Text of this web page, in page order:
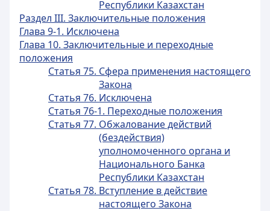
Республики Казахстан
Раздел III. Заключительные положения
Глава 9-1. Исключена
Глава 10. Заключительные и переходные
положения
Статья 75. Сфера применения настоящего
Закона
Статья 76. Исключена
Статья 76-1. Переходные положения
Статья 77. Обжалование действий
(бездействия)
уполномоченного органа и
Национального Банка
Республики Казахстан
Статья 78. Вступление в действие
настоящего Закона